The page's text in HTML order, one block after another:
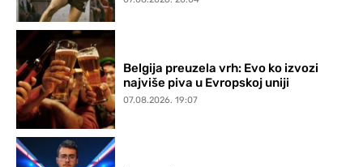
Belgija preuzela vrh: Evo ko izvozi
najviše piva u Evropskoj uniji
07.08.2026. 19:07